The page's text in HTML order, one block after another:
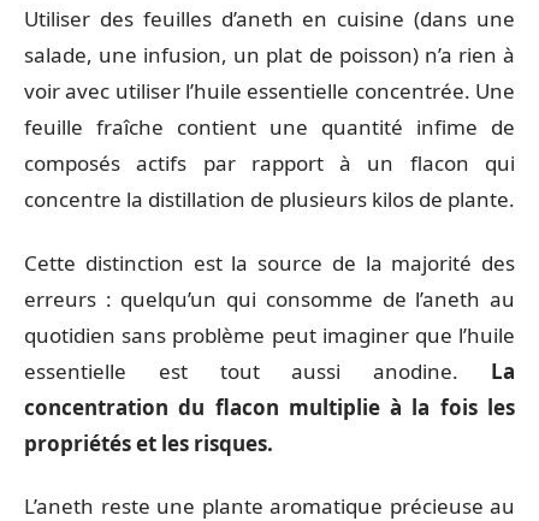
Utiliser des feuilles d’aneth en cuisine (dans une
salade, une infusion, un plat de poisson) n’a rien à
voir avec utiliser l’huile essentielle concentrée. Une
feuille fraîche contient une quantité infime de
composés actifs par rapport à un flacon qui
concentre la distillation de plusieurs kilos de plante.
Cette distinction est la source de la majorité des
erreurs : quelqu’un qui consomme de l’aneth au
quotidien sans problème peut imaginer que l’huile
essentielle est tout aussi anodine. La
concentration du flacon multiplie à la fois les
propriétés et les risques.
L’aneth reste une plante aromatique précieuse au